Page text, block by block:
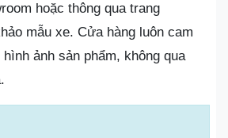
hoặc thông qua trang
mẫu xe. Cửa hàng luôn cam
ảnh sản phẩm, không qua